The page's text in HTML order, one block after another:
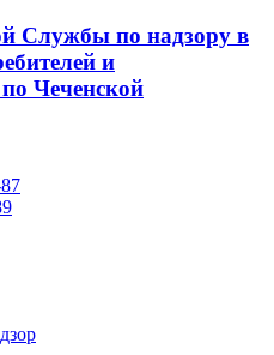
Службы по надзору в
и
Чеченской